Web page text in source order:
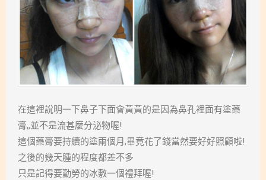
在這裡說明一下鼻子下面會黃黃的是因為鼻孔裡面有塗藥
膏,,並不是流甚麼分泌物喔!
這個藥膏要持續的塗兩個月,畢竟花了錢當然要好好照顧啦!
之後的幾天腫的程度都差不多
只是記得要勤勞的冰敷一個禮拜喔!